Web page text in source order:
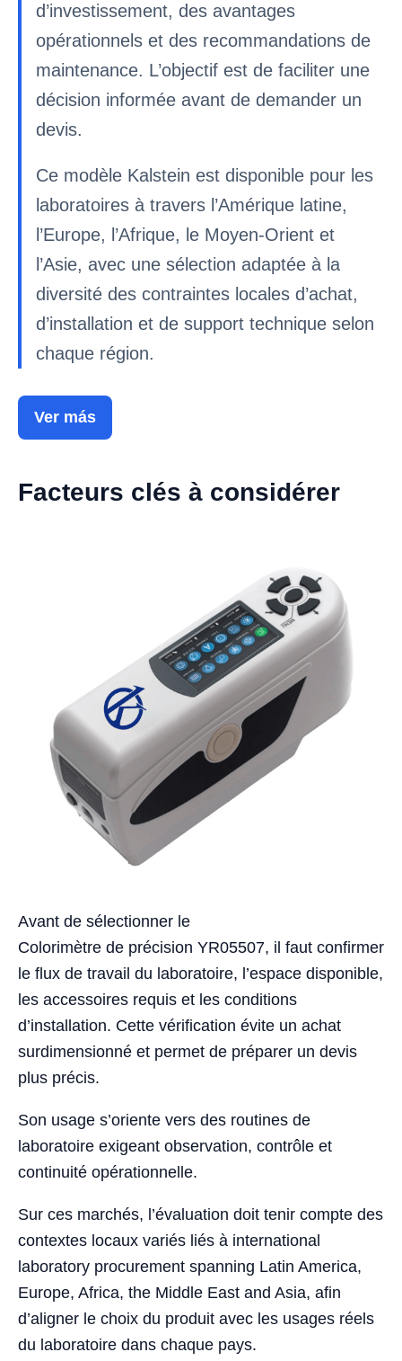
d’investissement, des avantages
opérationnels et des recommandations de
maintenance. L’objectif est de faciliter une
décision informée avant de demander un
devis.
Ce modèle Kalstein est disponible pour les
laboratoires à travers l’Amérique latine,
l’Europe, l’Afrique, le Moyen-Orient et
l’Asie, avec une sélection adaptée à la
diversité des contraintes locales d’achat,
d’installation et de support technique selon
chaque région.
Ver más
Facteurs clés à considérer
Avant de sélectionner le
Colorimètre de précision YR05507, il faut confirmer
le flux de travail du laboratoire, l’espace disponible,
les accessoires requis et les conditions
d’installation. Cette vérification évite un achat
surdimensionné et permet de préparer un devis
plus précis.
Son usage s’oriente vers des routines de
laboratoire exigeant observation, contrôle et
continuité opérationnelle.
Sur ces marchés, l’évaluation doit tenir compte des
contextes locaux variés liés à international
laboratory procurement spanning Latin America,
Europe, Africa, the Middle East and Asia, afin
d’aligner le choix du produit avec les usages réels
du laboratoire dans chaque pays.